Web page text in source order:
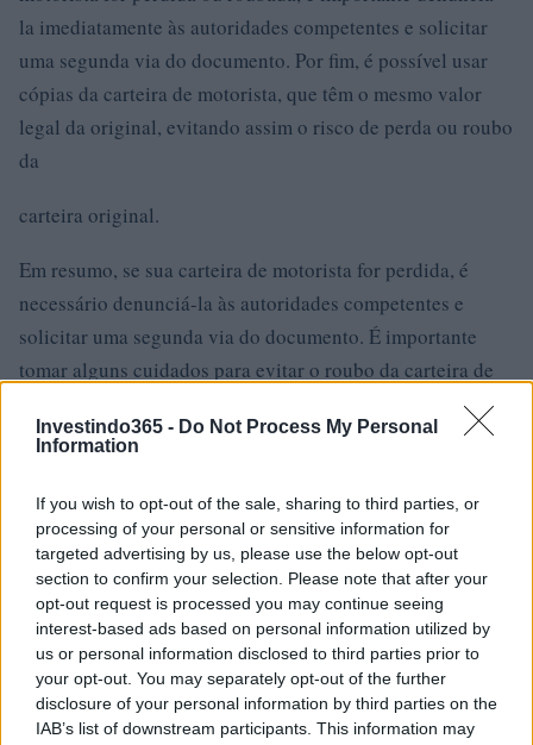
Investindo365 - Do Not Process My Personal
Information
If you wish to opt-out of the sale, sharing to third parties, or
processing of your personal or sensitive information for
targeted advertising by us, please use the below opt-out
section to confirm your selection. Please note that after your
opt-out request is processed you may continue seeing
interest-based ads based on personal information utilized by
us or personal information disclosed to third parties prior to
your opt-out. You may separately opt-out of the further
disclosure of your personal information by third parties on the
IAB’s list of downstream participants. This information may
la imediatamente às autoridades competentes e solicitar
uma segunda via do documento. Por fim, é possível usar
cópias da carteira de motorista, que têm o mesmo valor
legal da original, evitando assim o risco de perda ou roubo
da
carteira original.
Em resumo, se sua carteira de motorista for perdida, é
necessário denunciá-la às autoridades competentes e
solicitar uma segunda via do documento. É importante
tomar alguns cuidados para evitar o roubo da carteira de
motorista, mantendo-a em local seguro e usando cópias.
Seguir esses procedimentos simples permitirá que você
AUTOR
Giorgia Stromeo